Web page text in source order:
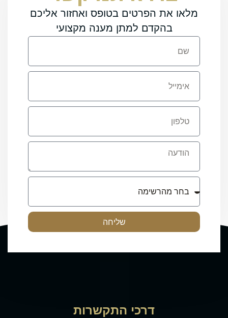
מלאו את הפרטים בטופס ואחזור אליכם
בהקדם למתן מענה מקצועי
שליחה
דרכי התקשרות